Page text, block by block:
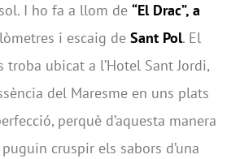
I ho fa a llom de “El Drac”, a
i escaig de Sant Pol. El
troba ubicat a l’Hotel Sant Jordi,
del Maresme en uns plats
perquè d’aquesta manera
cruspir els sabors d’una